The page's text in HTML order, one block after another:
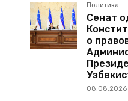
Политика
Сенат
о
08.08.2026